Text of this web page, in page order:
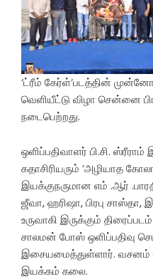
‘ட்ரீம் கேர்ள்’படத்தின்
வெளியீட்டு விழா சென்னை
நடைபெற்றது.
ஒளிப்பதிவாளர் பி.சி. ஸ்ரீராம்
கதாசிரியரும் ‘அழியாத
இயக்குநருமான எம் .ஆர்
ஜீவா, ஹரிஷா, பிரபு சாஸ்தா,
உருவாகி இருக்கும்
சாலமன் போஸ் ஒளிப்பதிவு
இசையமைத்துள்ளார்.
இயக்கம் கலை.